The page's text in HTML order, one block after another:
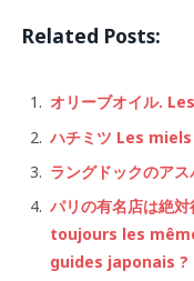
Related Posts:
オリーブオイル.
ハチミツ Les miels
ラングドックのア
パリの有名店は絶
toujours les
guides japonais ?